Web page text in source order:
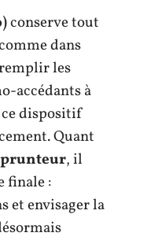
conserve tout
dans
les
accédants à
dispositif
Quant
, il
finale :
et envisager la